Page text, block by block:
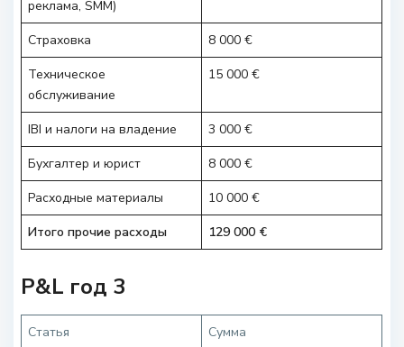
реклама, SMM)
Страховка
8 000 €
Техническое
обслуживание
15 000 €
IBI и налоги на владение
3 000 €
Бухгалтер и юрист
8 000 €
Расходные материалы
10 000 €
Итого прочие расходы
129 000 €
P&L год 3
Статья Сумма